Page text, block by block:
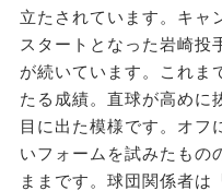
立たされています。キャ
スタートとなった岩崎投
が続いています。これま
たる成績。直球が高めに
目に出た模様です。オフ
いフォームを試みたもの
ままです。球団関係者は